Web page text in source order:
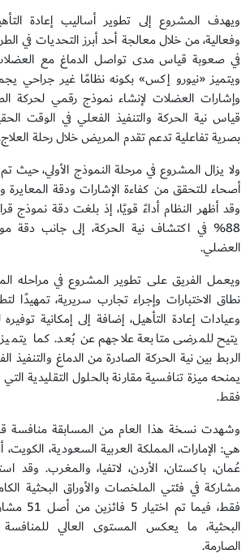
ويهدف المشروع إلى تطوير أساليب إعادة
وفعالية، من خلال معالجة أحد أبرز التحديات في
في صعوبة قياس مدى تواصل الدماغ مع العضلات
ويتميز «نيورو إكس» بكونه نظامًا غير جراحي
وإشارات العضلات لإنشاء نموذج رقمي لحركة
قياس نية الحركة والتنفيذ الفعلي في الوقت
بصرية تفاعلية تدعم تقدم المريض خلال رحلة
ولا يزال المشروع في مرحلة النموذج الأولي، حيث
أصحاء للتحقق من كفاءة الإشارات ودقة المعايرة
وقد أظهر النظام أداءً قويًا، إذ بلغت دقة نموذج
88% في اكتشاف نية الحركة، إلى جانب دقة
العضلي.
ويعمل الفريق على تطوير المشروع في مراحله
نطاق الاختبارات وإجراء تجارب سريرية، تمهيدًا
وعيادات إعادة التأهيل، إضافة إلى إمكانية
يتيح للمرضى متابعة علاجهم عن بُعد. كما
الربط بين نية الحركة الصادرة من الدماغ والتنفيذ
يمنحه ميزة تنافسية مقارنة بالحلول التقليدية
فقط.
هي: الإمارات، المملكة العربية السعودية، الكويت،
فقط،
البحثية، ما يعكس المستوى العالي للمنافسة
الصارمة.